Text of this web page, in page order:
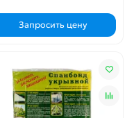
Запросить цену